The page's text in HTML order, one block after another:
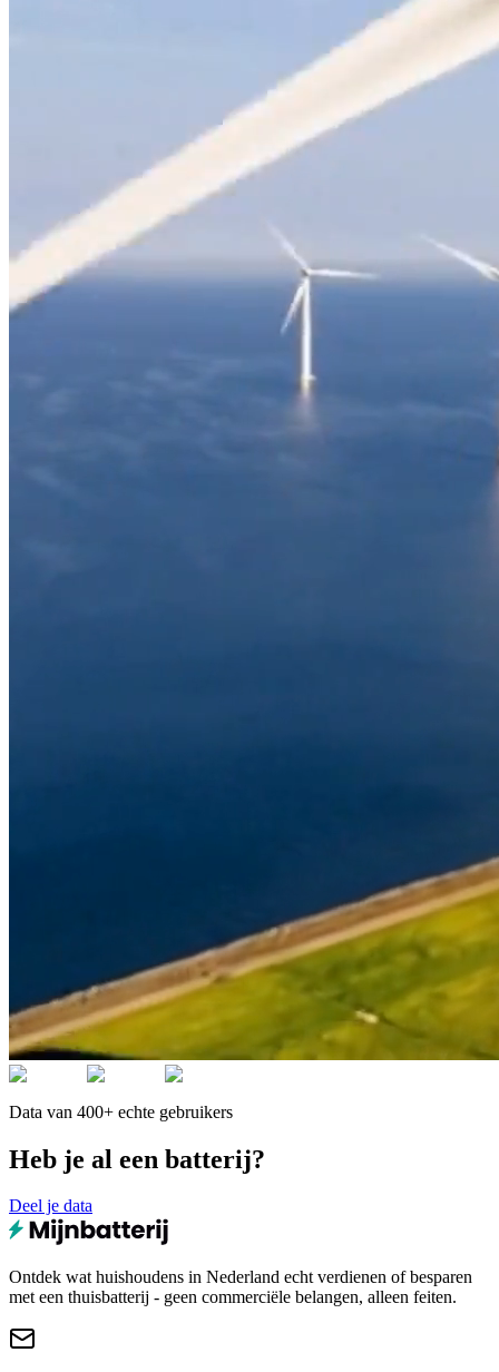
Data van 400+ echte gebruikers
Heb je al een batterij?
Deel je data
Ontdek wat huishoudens in Nederland echt verdienen of besparen
met een thuisbatterij - geen commerciële belangen, alleen feiten.